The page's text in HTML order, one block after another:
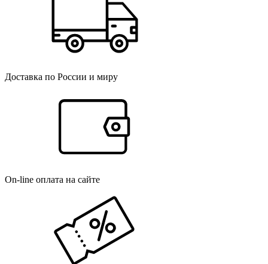
Доставка по России и миру
On-line оплата на сайте